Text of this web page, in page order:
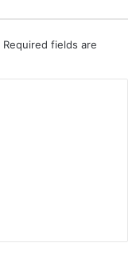
Required fields are